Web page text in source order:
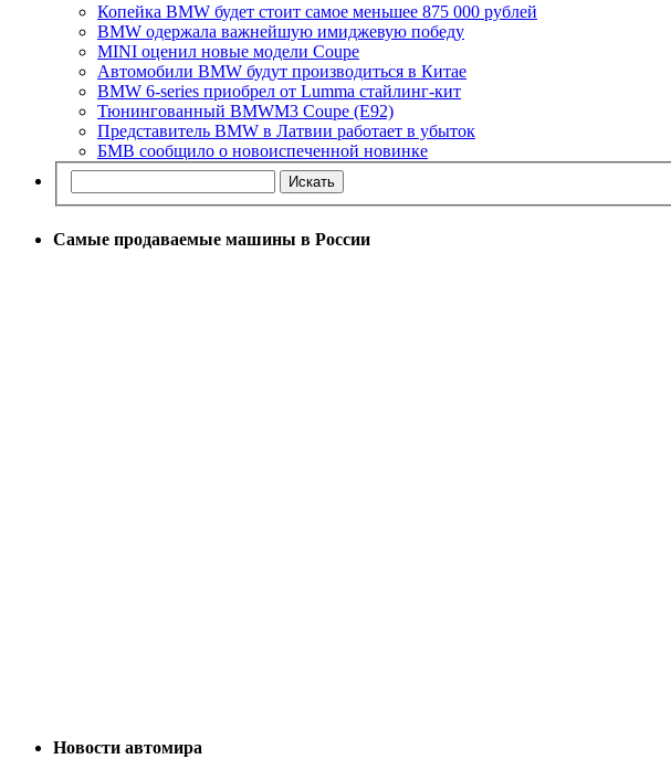
Копейка BMW будет стоит самое меньшее 875 000 рублей
BMW одержала важнейшую имиджевую победу
MINI оценил новые модели Coupe
Автомобили BMW будут производиться в Китае
BMW 6-series приобрел от Lumma стайлинг-кит
Тюнингованный BMWM3 Coupe (E92)
Представитель BMW в Латвии работает в убыток
БМВ сообщило о новоиспеченной новинке
Самые продаваемые машины в России
Новости автомира